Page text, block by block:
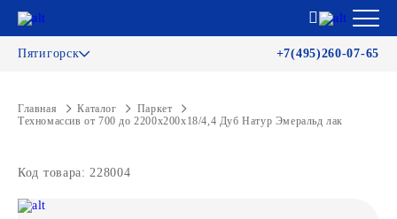
Пятигорск +7(495)260-07-65
Главная Каталог
Паркет
Техномассив от 700 до 2200х200х18/4,4 Дуб Натур Эмеральд лак
Код товара: 228004